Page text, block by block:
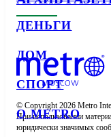
ДЕНЬГИ
ДОМ
СПОРТ
О METRO
© Copyright 2026 Metro
При использовании
юридически значимых